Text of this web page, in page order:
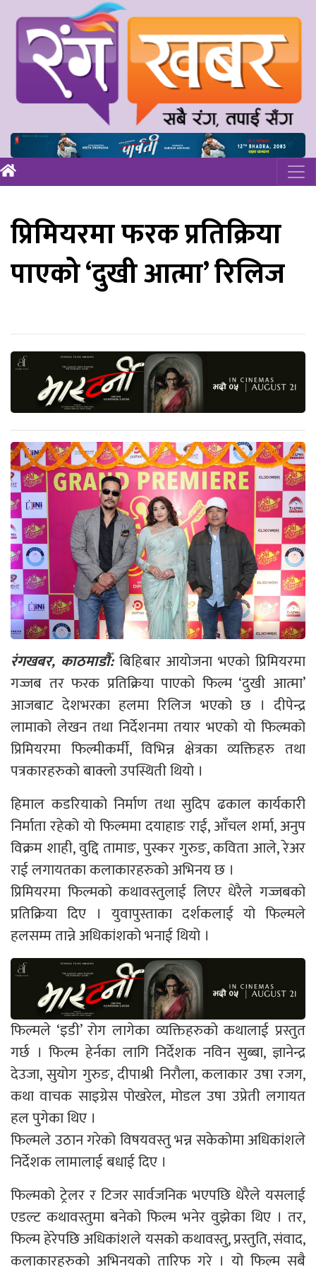
प्रिमियरमा फरक प्रतिक्रिया
पाएको ‘दुखी आत्मा’ रिलिज
रंगखबर, काठमाडौँ: बिहिबार आयोजना भएको प्रिमियरमा
गज्जब तर फरक प्रतिक्रिया पाएको फिल्म ‘दुखी आत्मा’
आजबाट देशभरका हलमा रिलिज भएको छ । दीपेन्द्र
लामाको लेखन तथा निर्देशनमा तयार भएको यो फिल्मको
प्रिमियरमा फिल्मीकर्मी, विभिन्न क्षेत्रका व्यक्तिहरु तथा
पत्रकारहरुको बाक्लो उपस्थिती थियो ।
हिमाल कडरियाको निर्माण तथा सुदिप ढकाल कार्यकारी
निर्माता रहेको यो फिल्ममा दयाहाङ राई, आँचल शर्मा, अनुप
विक्रम शाही, वुद्दि तामाङ, पुस्कर गुरुङ, कविता आले, रेअर
राई लगायतका कलाकारहरुको अभिनय छ ।
प्रिमियरमा फिल्मको कथावस्तुलाई लिएर धेरैले गज्जबको
प्रतिक्रिया दिए । युवापुस्ताका दर्शकलाई यो फिल्मले
हलसम्म तान्ने अधिकांशको भनाई थियो ।
फिल्मले ‘इडी’ रोग लागेका व्यक्तिहरुको कथालाई प्रस्तुत
गर्छ । फिल्म हेर्नका लागि निर्देशक नविन सुब्बा, ज्ञानेन्द्र
देउजा, सुयोग गुरुङ, दीपाश्री निरौला, कलाकार उषा रजग,
कथा वाचक साइग्रेस पोखरेल, मोडल उषा उप्रेती लगायत
हल पुगेका थिए ।
फिल्मले उठान गरेको विषयवस्तु भन्न सकेकोमा अधिकांशले
निर्देशक लामालाई बधाई दिए ।
फिल्मको ट्रेलर र टिजर सार्वजनिक भएपछि धेरैले यसलाई
एडल्ट कथावस्तुमा बनेको फिल्म भनेर वुझेका थिए । तर,
फिल्म हेरेपछि अधिकांशले यसको कथावस्तु, प्रस्तुति, संवाद,
कलाकारहरुको अभिनयको तारिफ गरे । यो फिल्म सबै